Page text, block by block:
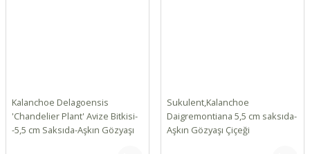
Kalanchoe Delagoensis
'Chandelier Plant' Avize Bitkisi-
-5,5 cm Saksıda-Aşkın Gözyaşı
Sukulent,Kalanchoe
Daigremontiana 5,5 cm saksıda-
Aşkın Gözyaşı Çiçeği